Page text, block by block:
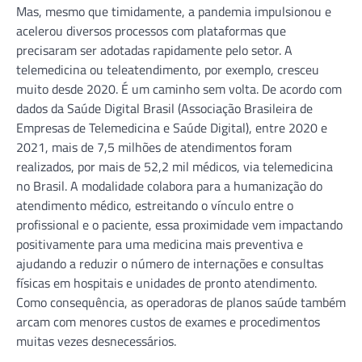
Mas, mesmo que timidamente, a pandemia impulsionou e
acelerou diversos processos com plataformas que
precisaram ser adotadas rapidamente pelo setor. A
telemedicina ou teleatendimento, por exemplo, cresceu
muito desde 2020. É um caminho sem volta. De acordo com
dados da Saúde Digital Brasil (Associação Brasileira de
Empresas de Telemedicina e Saúde Digital), entre 2020 e
2021, mais de 7,5 milhões de atendimentos foram
realizados, por mais de 52,2 mil médicos, via telemedicina
no Brasil. A modalidade colabora para a humanização do
atendimento médico, estreitando o vínculo entre o
profissional e o paciente, essa proximidade vem impactando
positivamente para uma medicina mais preventiva e
ajudando a reduzir o número de internações e consultas
físicas em hospitais e unidades de pronto atendimento.
Como consequência, as operadoras de planos saúde também
arcam com menores custos de exames e procedimentos
muitas vezes desnecessários.